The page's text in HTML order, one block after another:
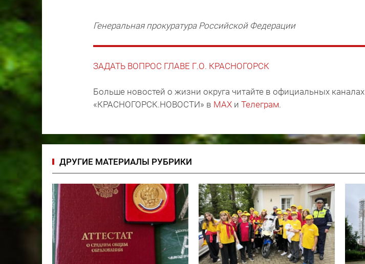
Генеральная прокуратура Российской Федерации
ЗАДАТЬ ВОПРОС ГЛАВЕ Г.О. КРАСНОГОРСК
Больше новостей о жизни округа читайте в официальных каналах
«КРАСНОГОРСК.НОВОСТИ» в MAX и Телеграм.
ДРУГИЕ МАТЕРИАЛЫ РУБРИКИ